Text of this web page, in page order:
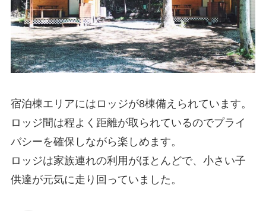
宿泊棟エリアにはロッジが8棟備えられています。
ロッジ間は程よく距離が取られているのでプライ
バシーを確保しながら楽しめます。
ロッジは家族連れの利用がほとんどで、小さい子
供達が元気に走り回っていました。